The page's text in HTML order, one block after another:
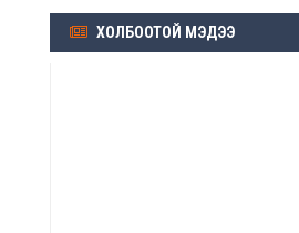
ХОЛБООТОЙ МЭДЭЭ